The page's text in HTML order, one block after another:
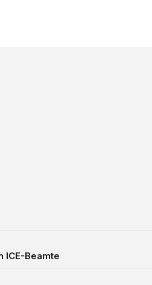
ICE-Beamte